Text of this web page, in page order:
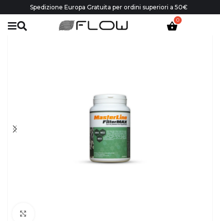
Spedizione Europa Gratuita per ordini superiori a 50€